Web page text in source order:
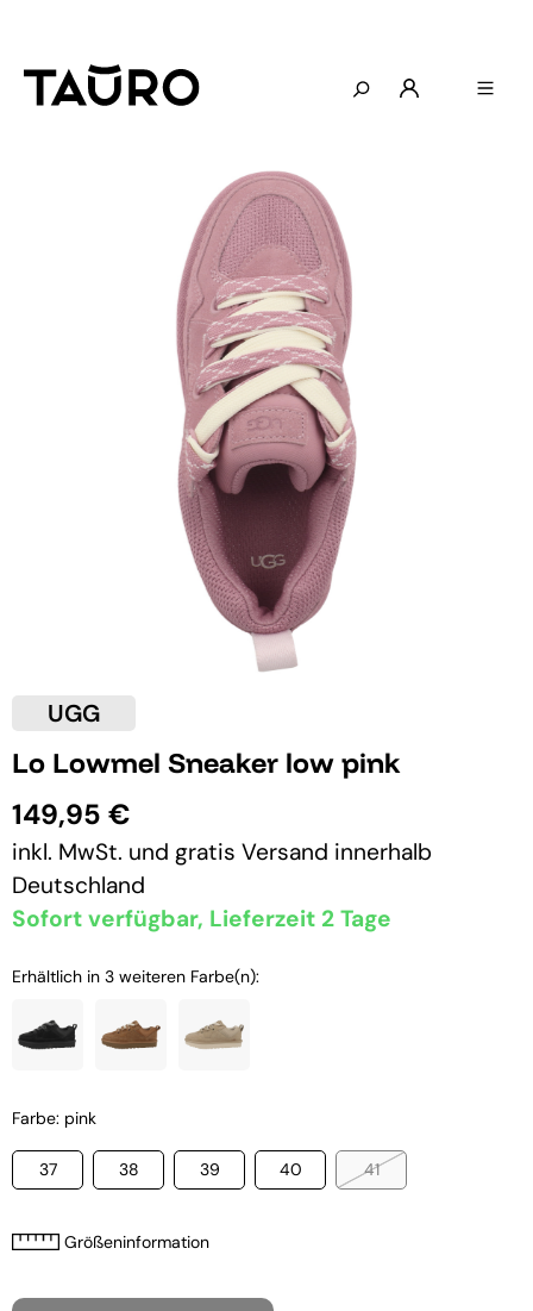
UGG
Lo Lowmel Sneaker low pink
149,95 €
inkl. MwSt. und gratis Versand innerhalb
Deutschland
Sofort verfügbar, Lieferzeit 2 Tage
Erhältlich in 3 weiteren Farbe(n):
Farbe: pink
37 38 39 40 41
Größeninformation